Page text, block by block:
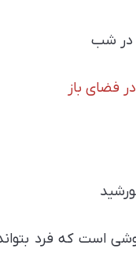
در شب
فضای باز
است که فرد